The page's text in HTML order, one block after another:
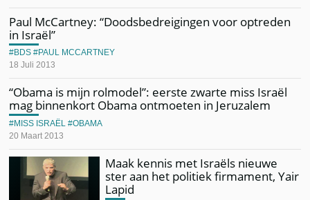
Paul McCartney: “Doodsbedreigingen voor optreden
in Israël”
18 Juli 2013
BDS PAUL MCCARTNEY
“Obama is mijn rolmodel”: eerste zwarte miss Israël
mag binnenkort Obama ontmoeten in Jeruzalem
20 Maart 2013
MISS ISRAËL OBAMA
Maak kennis met Israëls nieuwe
ster aan het politiek firmament, Yair
Lapid